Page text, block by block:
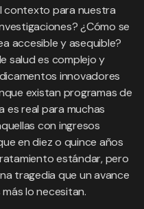
contexto para nuestra
¿Cómo se
accesible y asequible?
salud es complejo y
innovadores
existan programas de
es real para muchas
con ingresos
en diez o quince años
estándar, pero
tragedia que un avance
lo necesitan.